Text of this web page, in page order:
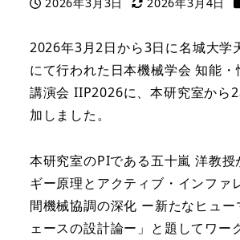
投稿日 更新日
2026年3月2日から3日に名城大学
にて行われた日本機械学会 知能・
講演会 IIP2026に、本研究室から
加しました。
本研究室のPIである五十嵐 洋教授
ギー原理とアクティブ・インファ
間機械協調の深化 ー新たなヒュー
ェースの設計論ー」と題してワー